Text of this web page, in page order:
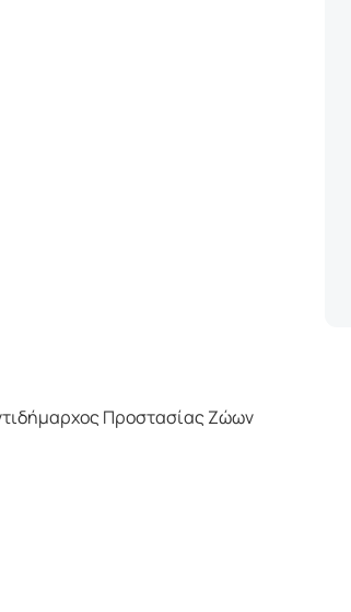
Προστασίας Ζώων